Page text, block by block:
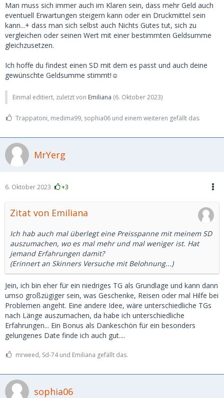
Man muss sich immer auch im Klaren sein, dass mehr Geld auch
eventuell Erwartungen steigern kann oder ein Druckmittel sein
kann...+ dass man sich selbst auch Nichts Gutes tut, sich zu
vergleichen oder seinen Wert mit einer bestimmten Geldsumme
gleichzusetzen.
Ich hoffe du findest einen SD mit dem es passt und auch deine
gewünschte Geldsumme stimmt!☺️
Einmal editiert, zuletzt von Emiliana (6. Oktober 2023)
Trappatoni, medima99, sophia06 und einem weiteren gefällt das.
MrYerg
6. Oktober 2023 +3
Zitat von Emiliana
Ich hab auch mal überlegt eine Preisspanne mit meinem SD
auszumachen, wo es mal mehr und mal weniger ist. Hat
jemand Erfahrungen damit?
(Erinnert an Skinners Versuche mit Belohnung...)
Jein, ich bin eher für ein niedriges TG als Grundlage und kann dann
umso großzügiger sein, was Geschenke, Reisen oder mal Hilfe bei
Problemen angeht. Eine andere Idee, wäre unterschiedliche TGs
nach Länge auszumachen, da habe ich unterschiedliche
Erfahrungen... Ein Bonus als Dankeschön für ein besonders
gelungenes Date finde ich auch gut....
mrweed, Sd-74 und Emiliana gefällt das.
sophia06